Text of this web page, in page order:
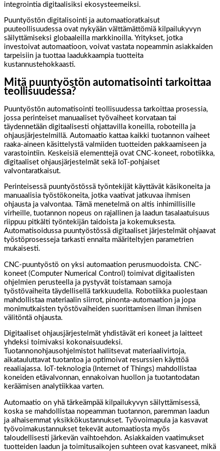
integrointia digitaalisiksi ekosysteemeiksi.
Puuntyöstön digitalisointi ja automaatioratkaisut
puuteollisuudessa ovat nykyään välttämättömiä kilpailukyvyn
säilyttämiseksi globaaleilla markkinoilla. Yritykset, jotka
investoivat automaatioon, voivat vastata nopeammin asiakkaiden
tarpeisiin ja tuottaa laadukkaampia tuotteita
kustannustehokkaasti.
Mitä puuntyöstön automatisointi tarkoittaa
teollisuudessa?
Puuntyöstön automatisointi teollisuudessa tarkoittaa prosessia,
jossa perinteiset manuaaliset työvaiheet korvataan tai
täydennetään digitaalisesti ohjattavilla koneilla, roboteilla ja
ohjausjärjestelmillä. Automaatio kattaa kaikki tuotannon vaiheet
raaka-aineen käsittelystä valmiiden tuotteiden pakkaamiseen ja
varastointiin. Keskeisiä elementtejä ovat CNC-koneet, robotiikka,
digitaaliset ohjausjärjestelmät sekä IoT-pohjaiset
valvontaratkaisut.
Perinteisessä puuntyöstössä työntekijät käyttävät käsikoneita ja
manuaalisia työstökoneita, jotka vaativat jatkuvaa ihmisen
ohjausta ja valvontaa. Tämä menetelmä on altis inhimillisille
virheille, tuotannon nopeus on rajallinen ja laadun tasalaatuisuus
riippuu pitkälti työntekijän taidoista ja kokemuksesta.
Automatisoidussa puuntyöstössä digitaaliset järjestelmät ohjaavat
työstöprosesseja tarkasti ennalta määriteltyjen parametrien
mukaisesti.
CNC-puuntyöstö on yksi automaation perusmuodoista. CNC-
koneet (Computer Numerical Control) toimivat digitaalisten
ohjelmien perusteella ja pystyvät toistamaan samoja
työstövaiheita täydellisellä tarkkuudella. Robotiikka puolestaan
mahdollistaa materiaalin siirrot, pinonta-automaation ja jopa
monimutkaisten työstövaiheiden suorittamisen ilman ihmisen
välitöntä ohjausta.
Digitaaliset ohjausjärjestelmät yhdistävät eri koneet ja laitteet
yhdeksi toimivaksi kokonaisuudeksi.
Tuotannonohjausohjelmistot hallitsevat materiaalivirtoja,
aikatauluttavat tuotantoa ja optimoivat resurssien käyttöä
reaaliajassa. IoT-teknologia (Internet of Things) mahdollistaa
koneiden etävalvonnan, ennakoivan huollon ja tuotantodatan
keräämisen analytiikkaa varten.
Automaatio on yhä tärkeämpää kilpailukyvyn säilyttämisessä,
koska se mahdollistaa nopeamman tuotannon, paremman laadun
ja alhaisemmat yksikkökustannukset. Työvoimapula ja kasvavat
työvoimakustannukset tekevät automaatiosta myös
taloudellisesti järkevän vaihtoehdon. Asiakkaiden vaatimukset
tuotteiden laadun ja toimitusaikojen suhteen ovat kasvaneet, mikä